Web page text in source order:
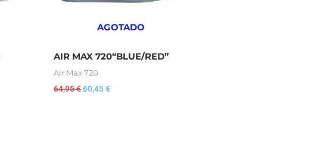
AGOTADO
AIR MAX 720“BLUE/RED”
Air Max 720
64,95€60,45€